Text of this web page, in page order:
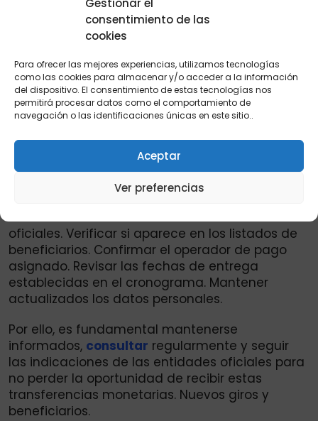
Gestionar el
consentimiento de las
cookies
Para ofrecer las mejores experiencias, utilizamos tecnologías
como las cookies para almacenar y/o acceder a la información
del dispositivo. El consentimiento de estas tecnologías nos
permitirá procesar datos como el comportamiento de
navegación o las identificaciones únicas en este sitio..
Aceptar
Ver preferencias
que los pagos comenzaría alrededor del 20 de
No obstante, estas fechas podrían presentar
algunos ajustes dependiendo de la logística de
pagos y las actualizaciones del cronograma
oficial. Por esta razón, es clave estar atentos a
los comunicados publicados por el
Departamento de Prosperidad Social, entidad
responsable de coordinar estos programas.
Recomendaciones para los beneficiarios. Para
recomienda: Consultar únicamente canales
oficiales. Verificar si aparece en los listados de
beneficiarios. Confirmar el operador de pago
asignado. Revisar las fechas de entrega
establecidas en el cronograma. Mantener
actualizados los datos personales.
Por ello, es fundamental mantenerse
informados, consultar regularmente y seguir
las indicaciones de las entidades oficiales para
no perder la oportunidad de recibir estas
transferencias monetarias. Nuevos giros y
beneficiarios.